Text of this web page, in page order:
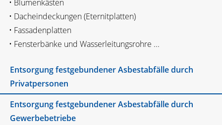
• Blumenkästen
• Dacheindeckungen (Eternitplatten)
• Fassadenplatten
• Fensterbänke und Wasserleitungsrohre ...
Entsorgung festgebundener Asbestabfälle durch
Privatpersonen
Entsorgung festgebundener Asbestabfälle durch
Gewerbebetriebe